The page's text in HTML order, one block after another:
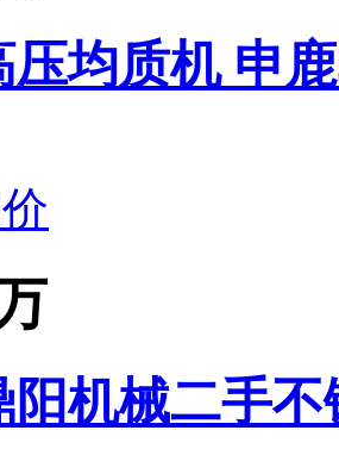
压均质机 申
阳机械二手